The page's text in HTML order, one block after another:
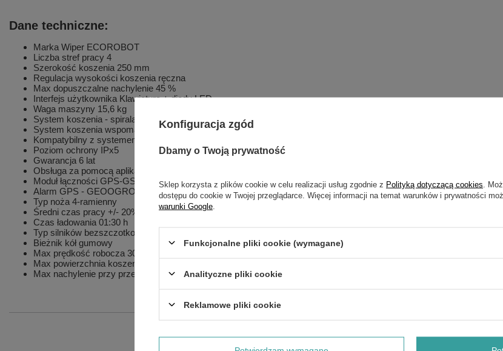
Dane techniczne:
Marka Wiper ECOROBOT
Liczba stref pracy 4
Szerokość koszenia 250 mm
Regulacja wysokości koszenia ręczna
Max dopuszczalne nachylenie 45 %
Interfejs użytkownika Klawiatura + diody LED
Waga maszyny 15,6 kg
System koszenia - spirala Tak
System koszenia wspomagany GPS Nie
Kompatybilny z systemem INFINITY+ Nie
Poziom ochrony IPx5
Gwarancja 6 lat
Obsługa za pomocą aplikacji "My Robot Wiper" Bluetooth
Moduł łączności GPS-GSM opcjonalnie
Alarm GPS - GEOOGRODZENIE opcjonalnie
Typ noża 4-ramienny
Średni czas pracy +/- 20% 04:00 h
Czas ładowania 01:30 h
Typ silników bezszczotkowe
Bieżnik kół gumowy
Max prędkość robocza 30 m/min
Max powierzchnia koszenia 1800 m²
Max nachylenie przy przewodzie ograniczającym 20 %
POKAŻ SZCZEGÓŁY GWARANCJI
Konfiguracja zgód
Dbamy o Twoją prywatność
Sklep korzysta z plików cookie w celu realizacji usług zgodnie z Polityką dotyczącą cookies .
dostępu do cookie w Twojej przeglądarce. Więcej informacji na temat warunków i prywatności
warunki Google
Funkcjonalne pliki cookie (wymagane)
Analityczne pliki cookie
Reklamowe pliki cookie